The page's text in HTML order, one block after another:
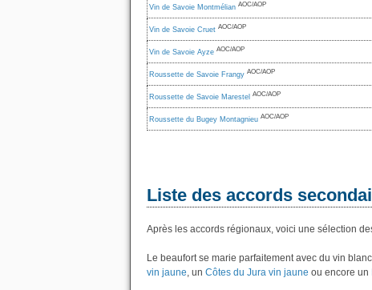
Vin de Savoie Montmélian AOC/AOP
Vin de Savoie Cruet AOC/AOP
Vin de Savoie Ayze AOC/AOP
Roussette de Savoie Frangy AOC/AOP
Roussette de Savoie Marestel AOC/AOP
Roussette du Bugey Montagnieu AOC/AOP
Liste des accords
Après les accords régionaux, voici une sélection
Le beaufort se marie parfaitement avec du vin
vin jaune, un Côtes du Jura vin jaune ou encore un